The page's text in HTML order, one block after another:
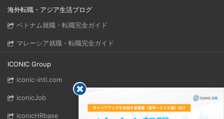
海外転職・アジア生活ブログ
ベトナム就職・転職完全ガイド
マレーシア就職・転職完全ガイド
ICONIC Group
iconic-intl.com
iconicJob
iconicHRbase